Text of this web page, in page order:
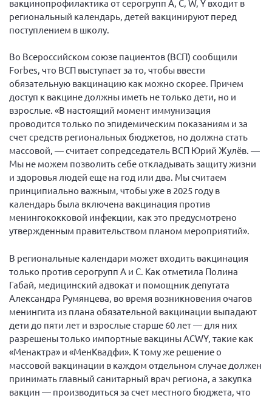
г. Севастополь
Самарская область СОРС
Самарская область ПРИЗМА
Самарская область СГОРС
Свердловская область
Смоленская область
Ставропольский край
Сахалинская область
Томская область
Тульская область
Ульяновская область
Челябинская область
вакцинопрофилактика от серогрупп A, C, W, Y входит в
региональный календарь, детей вакцинируют перед
поступлением в школу.
Во Всероссийском союзе пациентов (ВСП) сообщили
Forbes, что ВСП выступает за то, чтобы ввести
обязательную вакцинацию как можно скорее. Причем
доступ к вакцине должны иметь не только дети, но и
взрослые. «В настоящий момент иммунизация
проводится только по эпидемическим показаниям и за
счет средств региональных бюджетов, но должна стать
массовой, — считает сопредседатель ВСП Юрий Жулёв. —
Мы не можем позволить себе откладывать защиту жизни
и здоровья людей еще на год или два. Мы считаем
принципиально важным, чтобы уже в 2025 году в
календарь была включена вакцинация против
менингококковой инфекции, как это предусмотрено
утвержденным правительством планом мероприятий».
В региональные календари может входить вакцинация
только против серогрупп А и С. Как отметила Полина
Габай, медицинский адвокат и помощник депутата
Александра Румянцева, во время возникновения очагов
менингита из плана обязательной вакцинации выпадают
дети до пяти лет и взрослые старше 60 лет — для них
разрешены только импортные вакцины ACWY, такие как
«Менактра» и «МенКвадфи». К тому же решение о
массовой вакцинации в каждом отдельном случае должен
принимать главный санитарный врач региона, а закупка
вакцин — производиться за счет местного бюджета, что